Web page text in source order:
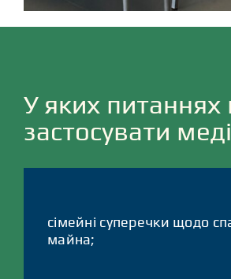
У яких
застосувати
сімейні суперечки щодо
майна;